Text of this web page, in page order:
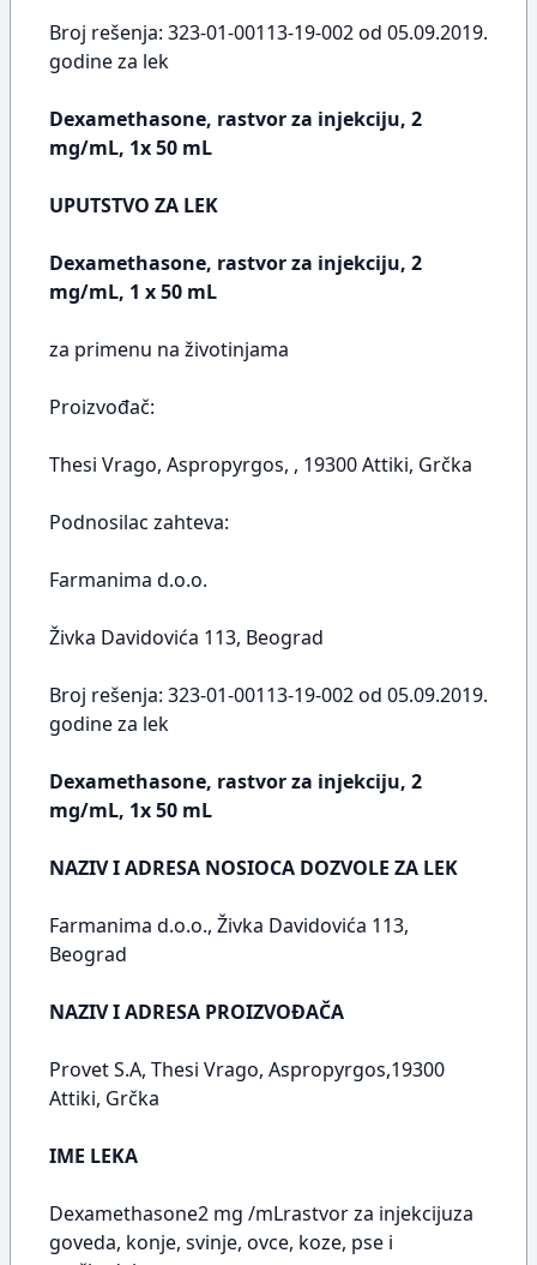
Broj rešenja: 323-01-00113-19-002 od 05.09.2019.
godine za lek
Dexamethasone, rastvor za injekciju, 2
mg/mL, 1x 50 mL
UPUTSTVO ZA LEK
Dexamethasone, rastvor za injekciju, 2
mg/mL, 1 x 50 mL
za primenu na životinjama
Proizvođač:
Thesi Vrago, Aspropyrgos, , 19300 Attiki, Grčka
Podnosilac zahteva:
Farmanima d.o.o.
Živka Davidovića 113, Beograd
Broj rešenja: 323-01-00113-19-002 od 05.09.2019.
godine za lek
Dexamethasone, rastvor za injekciju, 2
mg/mL, 1x 50 mL
NAZIV I ADRESA NOSIOCA DOZVOLE ZA LEK
Farmanima d.o.o., Živka Davidovića 113,
Beograd
NAZIV I ADRESA PROIZVOĐAČA
Provet S.A, Thesi Vrago, Aspropyrgos,19300
Attiki, Grčka
IME LEKA
Dexamethasone2 mg /mLrastvor za injekcijuza
goveda, konje, svinje, ovce, koze, pse i